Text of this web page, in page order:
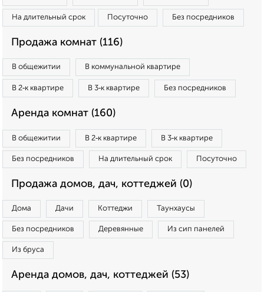
На длительный срок Посуточно Без посредников
Продажа комнат (116)
В общежитии В коммунальной квартире
В 2‑к квартире В 3‑к квартире Без посредников
Аренда комнат (160)
В общежитии В 2‑к квартире В 3‑к квартире
Без посредников На длительный срок Посуточно
Продажа домов, дач, коттеджей (0)
Дома Дачи Коттеджи Таунхаусы
Без посредников Деревянные Из сип панелей
Из бруса
Аренда домов, дач, коттеджей (53)